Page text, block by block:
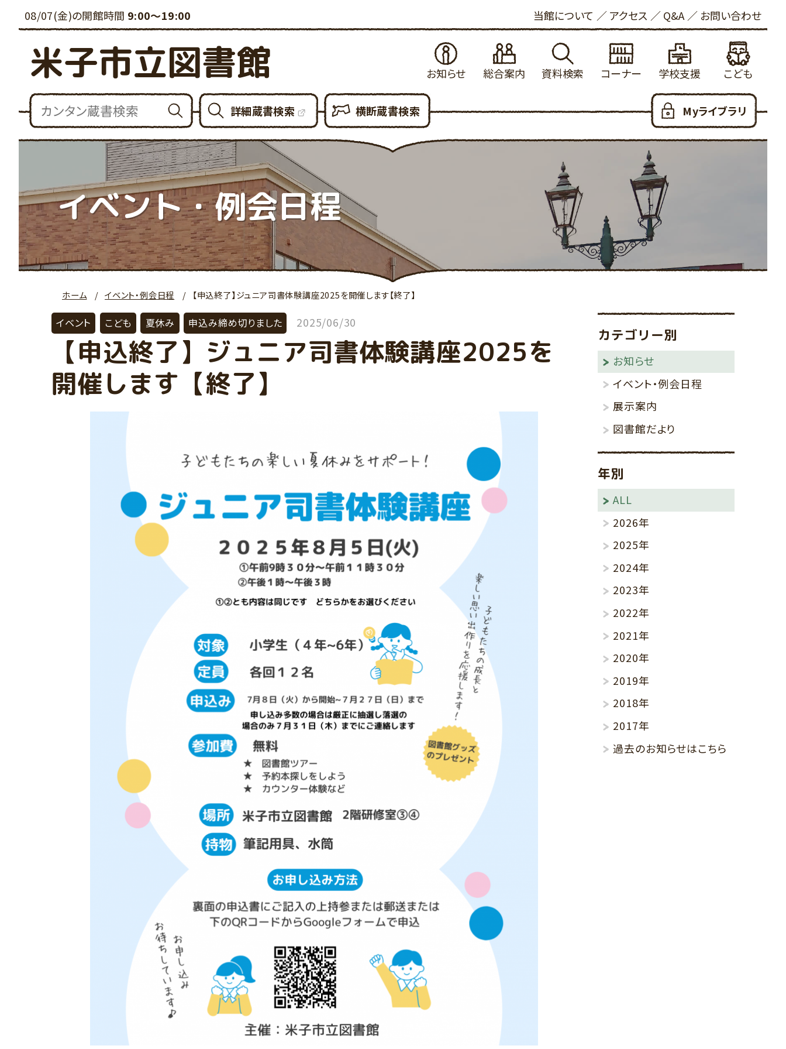
08/07(金)の開館時間 9:00～19:00 当館について アクセス Q&A お問い合わせ
米子市立図書館
お知らせ
お知らせ
イベント・例会
展示案内
総合案内
図書館設備について
図書館資料の複写について
各種申請書ダウンロード
資料検索
新着資料
貸出ランキング
予約ランキング
所蔵新聞・雑誌
大人のための100選
利用可能なデータベース
コーナー
ビジネス支援
新聞・雑誌
郷土・参考資料
YAコーナー
子育て支援
ハートフル
その他
学校支援
学校図書館支援について
冒険の書
大山の参考資料リスト
学校利用統計
ふるさと米子探検隊
こども
こどもおしらせ
本をさがす
としょかんのつかいかた
あたらしくはいった本
おはなし会
児童100選
だっこでえほん
こどもリンク集
りんごの棚
詳細蔵書検索 横断蔵書検索 Myライブラリ
イベント・例会日程
ホーム イベント・例会日程 【申込終了】ジュニア司書体験講座2025を開催します【終了】
イベント こども 夏休み 申込み締め切りました 2025/06/30
【申込終了】ジュニア司書体験講座2025を
開催します【終了】
カテゴリー別
お知らせ
イベント・例会日程
展示案内
図書館だより
年別
ALL
2026年
2025年
2024年
2023年
2022年
2021年
2020年
2019年
2018年
2017年
過去のお知らせはこちら